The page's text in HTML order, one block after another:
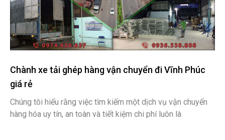
Chành xe tải ghép hàng vận chuyển đi Vĩnh Phúc
giá rẻ
Chúng tôi hiểu rằng việc tìm kiếm một dịch vụ vận chuyển
hàng hóa uy tín, an toàn và tiết kiệm chi phí luôn là